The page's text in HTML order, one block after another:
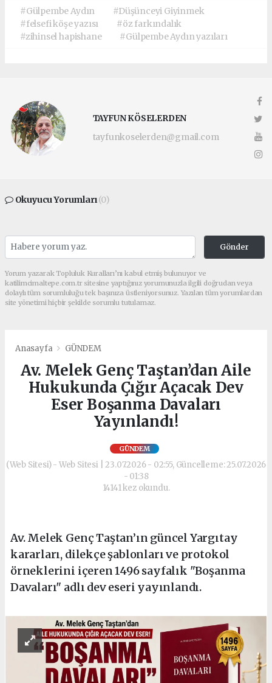
#Gülpembe Aydın
#Düşünceyi Giyinmek
#felsefi köşe yazısı
#öz farkındalık
#zihinsel hapishane
#Gülpembe Aydın yazıları
TAYFUN KÖSELERDEN
tayfunkoselerden@gmail.com
Okuyucu Yorumları(0)
Gönder
Yorum yazarak Topluluk Kuralları’nı kabul etmiş bulunuyor ve
katilimcimaltepe.com.tr sitesine yaptığınız yorumunuzla ilgili doğrudan veya
dolaylı tüm sorumluluğu tek başınıza üstleniyorsunuz. Yazılan tüm yorumlardan
site yönetimi hiçbir şekilde sorumlu tutulamaz.
Anasayfa GÜNDEM
Av. Melek Genç Taştan’dan Aile
Hukukunda Çığır Açacak Dev
Eser Boşanma Davaları
Yayınlandı!
GÜNDEM
(Web Sitesi) - Web Sitesi | 23.07.2026 - 02:55, Güncelleme: 25.07.2026
- 01:38
14141 kez okundu.
Av. Melek Genç Taştan’ın güncel Yargıtay
kararları, dilekçe şablonları ve protokol
örneklerini içeren 1496 sayfalık "Boşanma
Davaları" adlı dev eseri yayınlandı.